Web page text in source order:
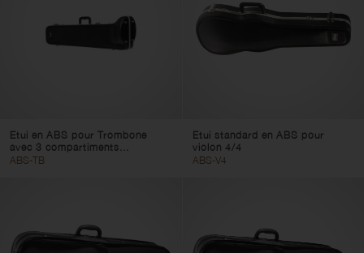
Etui en ABS pour Trombone
avec 3 compartiments...
ABS-TB
Etui standard en ABS pour
violon 4/4
ABS-V4